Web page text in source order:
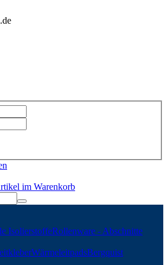
im Warenkorb
IsolierstoffeRollenware - Abschnitte
WärmeleitpadsBergquist